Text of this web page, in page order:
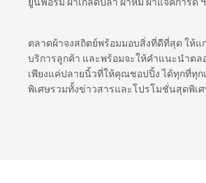
ตลาดผ้าจงสถิตย์พร้อมมอบสิ่งที่ดีที่สุด ให้แ
บริการลูกค้า และพร้อมจะให้คำแนะนำตล
เพียงแค่ปลายนิ้วที่ให้คุณชอปปิ้ง ได้ทุกที่ทุก
พิเศษรวมทั้งข่าวสารและโปรโมชั่นสุดพิเ